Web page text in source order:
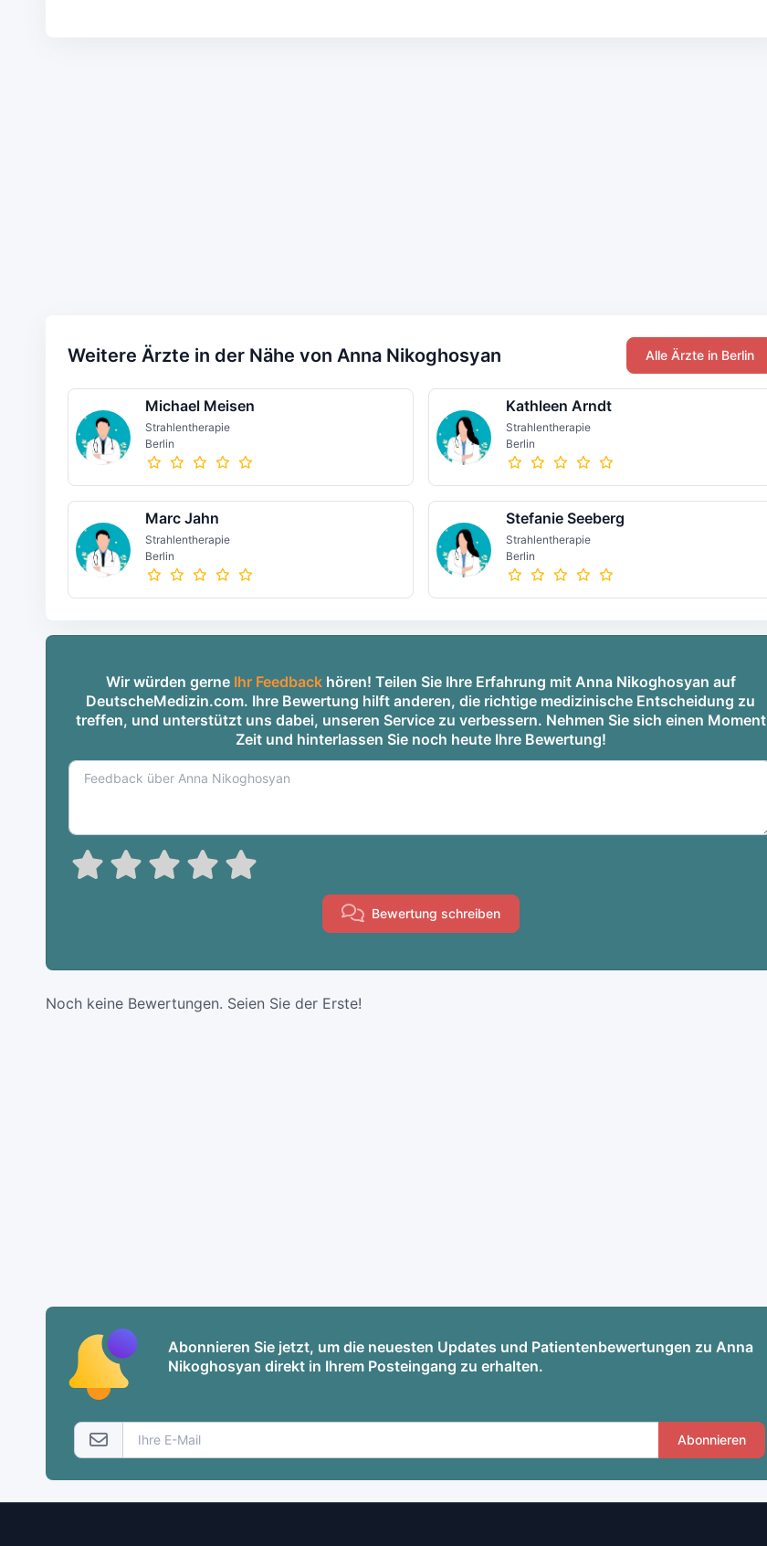
Weitere Ärzte in der Nähe von Anna Nikoghosyan Alle Ärzte in Berlin
Michael Meisen
Strahlentherapie
Berlin
Kathleen Arndt
Strahlentherapie
Berlin
Marc Jahn
Strahlentherapie
Berlin
Stefanie Seeberg
Strahlentherapie
Berlin
Wir würden gerne Ihr Feedbackhören! Teilen Sie Ihre Erfahrung mit Anna Nikoghosyan auf
DeutscheMedizin.com. Ihre Bewertung hilft anderen, die richtige medizinische Entscheidung zu
treffen, und unterstützt uns dabei, unseren Service zu verbessern. Nehmen Sie sich einen Moment
Zeit und hinterlassen Sie noch heute Ihre Bewertung!
Bewertung schreiben
Noch keine Bewertungen. Seien Sie der Erste!
Abonnieren Sie jetzt, um die neuesten Updates und Patientenbewertungen zu Anna
Nikoghosyan direkt in Ihrem Posteingang zu erhalten.
Abonnieren